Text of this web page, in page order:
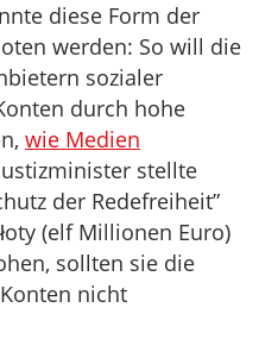
diese Form der
werden: So will die
sozialer
durch hohe
wie Medien
stellte
der Redefreiheit”
(elf Millionen Euro)
sollten sie die
nicht